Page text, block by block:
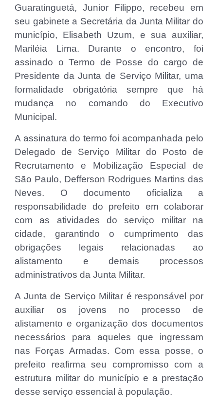
Guaratinguetá, Junior Filippo, recebeu em
seu gabinete a Secretária da Junta Militar do
município, Elisabeth Uzum, e sua auxiliar,
Mariléia Lima. Durante o encontro, foi
assinado o Termo de Posse do cargo de
Presidente da Junta de Serviço Militar, uma
formalidade obrigatória sempre que há
mudança no comando do Executivo
Municipal.
A assinatura do termo foi acompanhada pelo
Delegado de Serviço Militar do Posto de
Recrutamento e Mobilização Especial de
São Paulo, Defferson Rodrigues Martins das
Neves. O documento oficializa a
responsabilidade do prefeito em colaborar
com as atividades do serviço militar na
cidade, garantindo o cumprimento das
obrigações legais relacionadas ao
alistamento e demais processos
administrativos da Junta Militar.
A Junta de Serviço Militar é responsável por
auxiliar os jovens no processo de
alistamento e organização dos documentos
necessários para aqueles que ingressam
nas Forças Armadas. Com essa posse, o
prefeito reafirma seu compromisso com a
estrutura militar do município e a prestação
desse serviço essencial à população.